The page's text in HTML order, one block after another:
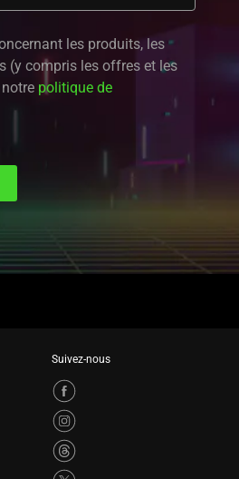
les produits, les
(y compris les offres et les
politique de
Suivez-nous